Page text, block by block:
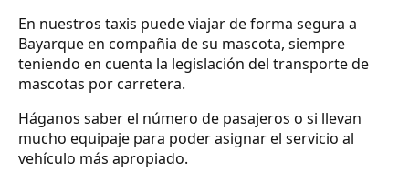
En nuestros taxis puede viajar de forma segura a
Bayarque en compañia de su mascota, siempre
teniendo en cuenta la legislación del transporte de
mascotas por carretera.
Háganos saber el número de pasajeros o si llevan
mucho equipaje para poder asignar el servicio al
vehículo más apropiado.